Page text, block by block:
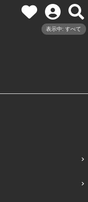
表示中: すべて